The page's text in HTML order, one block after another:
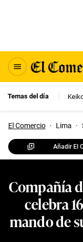
Temas del día
El Comercio · Lima ·
Añadir El
Compañía
celebra
mando de